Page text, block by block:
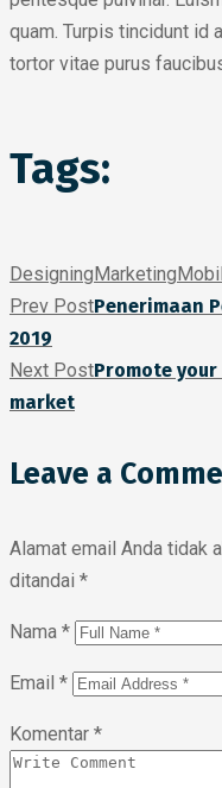
quam. Turpis tincidunt id
tortor vitae purus
Tags:
Designing Marketing
Prev PostPenerimaan
2019
Next PostPromote
market
Leave a
Alamat email Anda tidak
ditandai *
Nama *
Email *
Komentar *